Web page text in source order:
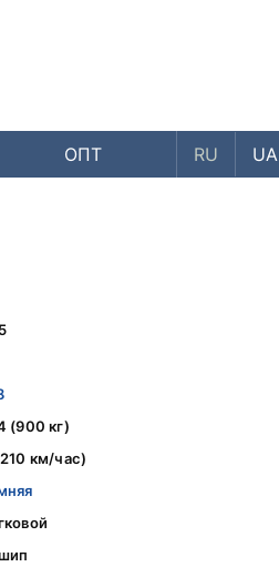
ОПТ RU UA
(900 кг)
км/час)